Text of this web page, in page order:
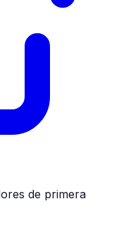
de primera